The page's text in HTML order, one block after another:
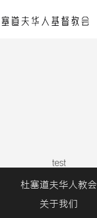
test
杜塞道夫华人教会
关于我们